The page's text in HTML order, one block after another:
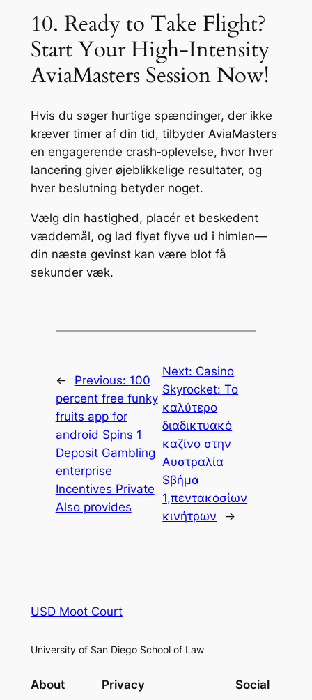
10. Ready to Take Flight?
Start Your High‑Intensity
AviaMasters Session Now!
Hvis du søger hurtige spændinger, der ikke
kræver timer af din tid, tilbyder AviaMasters
en engagerende crash‑oplevelse, hvor hver
lancering giver øjeblikkelige resultater, og
hver beslutning betyder noget.
Vælg din hastighed, placér et beskedent
væddemål, og lad flyet flyve ud i himlen—
din næste gevinst kan være blot få
sekunder væk.
← Previous: 100
percent free funky
fruits app for
android Spins 1
Deposit Gambling
enterprise
Incentives Private
Also provides
Next: Casino
Skyrocket: Το
καλύτερο
διαδικτυακό
καζίνο στην
Αυστραλία
$βήμα
1,πεντακοσίων
κινήτρων
→
USD Moot Court
University of San Diego School of Law
About Privacy Social